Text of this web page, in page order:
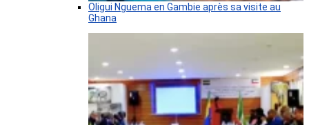
Oligui Nguema en Gambie après sa visite au
Ghana